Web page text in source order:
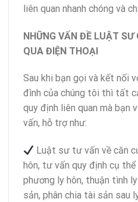
liên quan nhanh chóng và
NHỮNG VẤN ĐỀ LUẬT SƯ
QUA ĐIỆN THOẠI
Sau khi bạn gọi và kết nối
đình của chúng tôi thì tất
quy định liên quan mà bạn
vấn, hỗ trợ như:
Luật sư tư vấn về căn
hôn, tư vấn quy định cụ
phương ly hôn, thuận tình
sản, phân chia tài sản sau